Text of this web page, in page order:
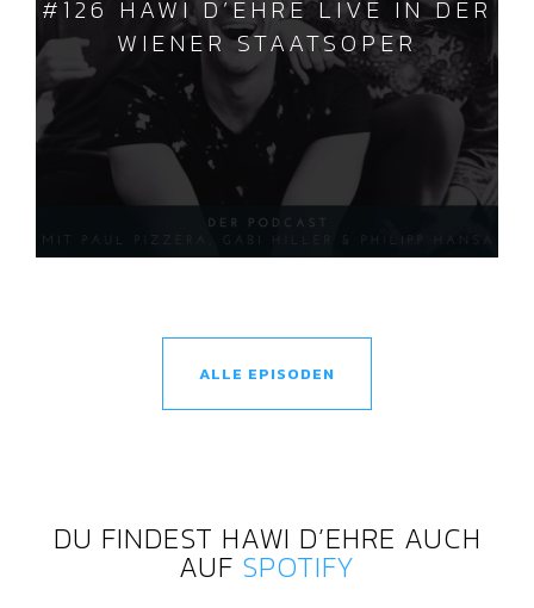
#126 HAWI D’EHRE LIVE IN DER
WIENER STAATSOPER
ALLE EPISODEN
DU FINDEST HAWI D’EHRE AUCH
AUF SPOTIFY